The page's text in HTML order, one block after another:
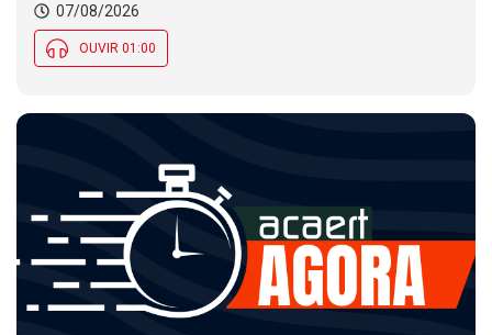
07/08/2026
OUVIR 01:00